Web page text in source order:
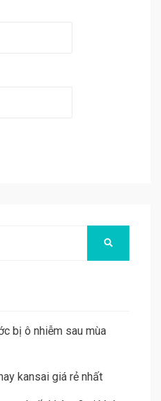
bị ô nhiễm sau mùa
kansai giá rẻ nhất